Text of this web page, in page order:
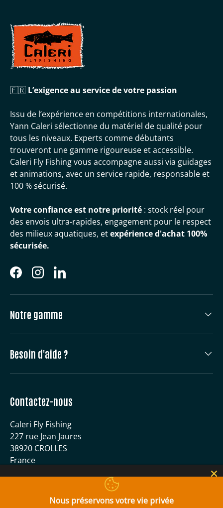
🇫🇷 L’exigence au service de votre passion
Issu de l’expérience en compétitions internationales,
Yann Caleri sélectionne du matériel de qualité pour
tous les niveaux. Experts comme débutants
trouveront une gamme rigoureuse et accessible.
Caleri Fly Fishing vous accompagne aussi via guidages
et animations, avec un service rapide, responsable et
100 % sécurisé.
Votre confiance est notre priorité : stock réel pour
des envois ultra-rapides, engagement pour le respect
des milieux aquatiques, etexpérience d'achat 100%
sécurisée.
FacebookInstagramLinkedIn
Notre gamme
Besoin d'aide ?
Contactez-nous
Caleri Fly Fishing
227 rue Jean Jaures
38920 CROLLES
France
contact@caleri-flyfishing.com
Nous préservons votre vie privée